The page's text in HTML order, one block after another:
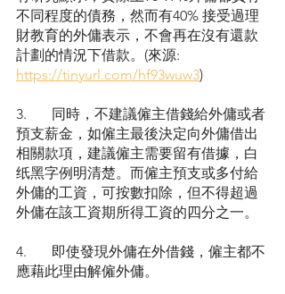
不同程度的債務，然而有40% 接受過理
財教育的外傭表示，不會再在沒有還款
計劃的情況下借款。(來源:
https://tinyurl.com/hf93wuw3)
3. 	同時，不建議僱主借錢給外傭或者
預支薪金，如僱主最後決定向外傭借出
相關款項，建議僱主需要留有借據，白
纸黑字例明清楚。而僱主預支或多付給
外傭的工資，可按數扣除，但不得超過
外傭在該工資期所得工資的四分之一。
4. 	即使發現外傭在外借錢，僱主都不
應藉此理由解僱外傭。